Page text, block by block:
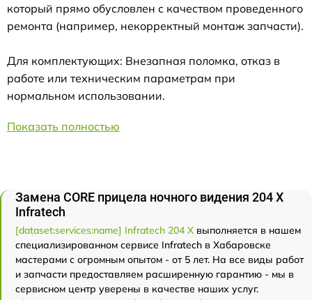
который прямо обусловлен с качеством проведенного
ремонта (например, некорректный монтаж запчасти).
Для комплектующих: Внезапная поломка, отказ в
работе или техническим параметрам при
нормальном использовании.
Показать полностью
Замена CORE прицела ночного видения 204 Х
Infratech
[dataset:services:name] Infratech 204 Х выполняется в нашем
специализированном сервисе Infratech в Хабаровске
мастерами с огромным опытом - от 5 лет. На все виды работ
и запчасти предоставляем расширенную гарантию - мы в
сервисном центр уверены в качестве наших услуг.